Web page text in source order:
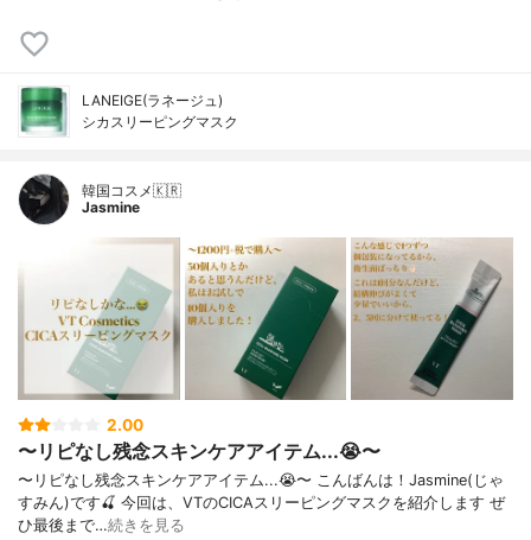
LANEIGE(ラネージュ)
シカスリーピングマスク
韓国コスメ🇰🇷
Jasmine
2.00
〜リピなし残念スキンケアアイテム...😭〜
〜リピなし残念スキンケアアイテム...😭〜 こんばんは！Jasmine(じゃ
すみん)です🍒 今回は、VTのCICAスリーピングマスクを紹介します ぜ
ひ最後まで…続きを見る